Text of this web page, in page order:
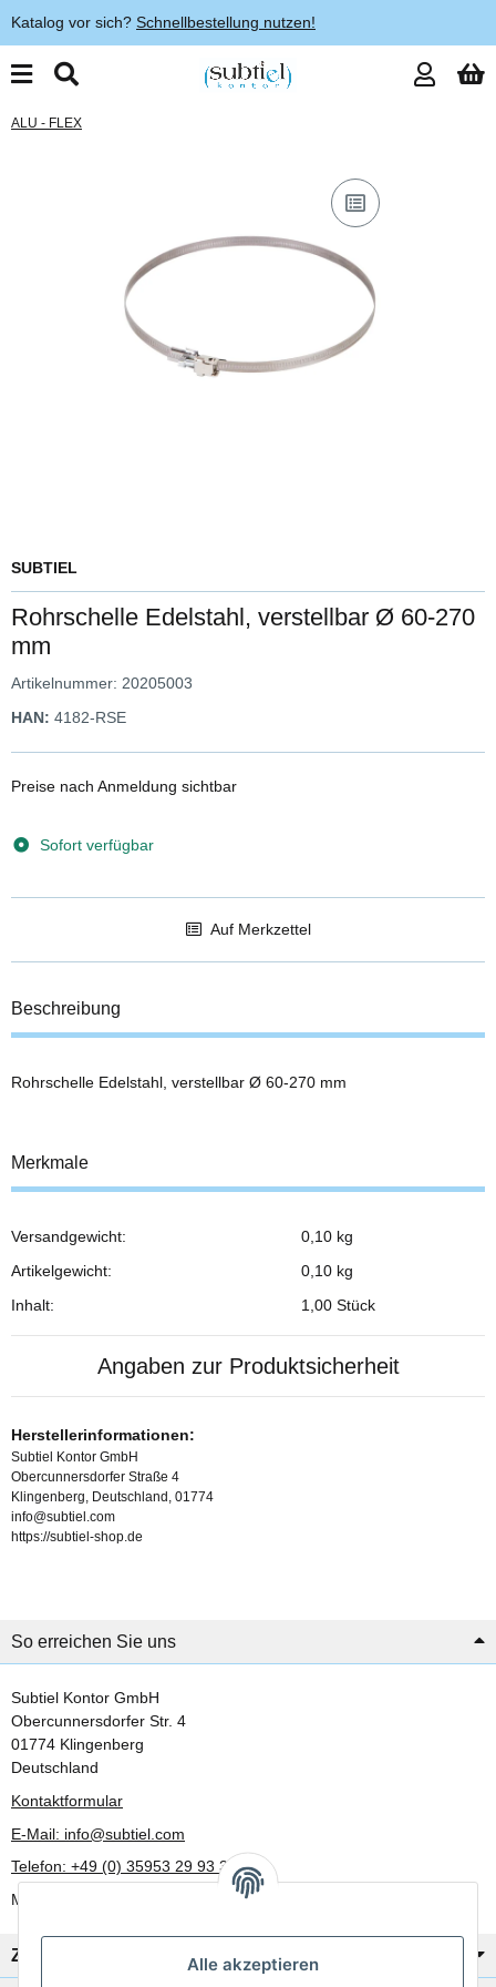
Alle akzeptieren
Katalog vor sich? Schnellbestellung nutzen!
ALU - FLEX
SUBTIEL
Rohrschelle Edelstahl, verstellbar Ø 60-270
mm
Artikelnummer: 20205003
HAN: 4182-RSE
Preise nach Anmeldung sichtbar
Sofort verfügbar
Auf Merkzettel
Beschreibung
Rohrschelle Edelstahl, verstellbar Ø 60-270 mm
Merkmale
Produkteigenschaft
Wert
Versandgewicht:
0,10 kg
Artikelgewicht:
0,10 kg
Inhalt:
1,00 Stück
Angaben zur Produktsicherheit
Herstellerinformationen:
Subtiel Kontor GmbH
Obercunnersdorfer Straße 4
Klingenberg, Deutschland, 01774
info@subtiel.com
https://subtiel-shop.de
So erreichen Sie uns
Subtiel Kontor GmbH
Obercunnersdorfer Str. 4
01774 Klingenberg
Deutschland
Kontaktformular
E-Mail: info@subtiel.com
Telefon: +49 (0) 35953 29 93 30
Mo-Fr: 8:00 Uhr - 17:00 Uhr
Zahlung/Versand